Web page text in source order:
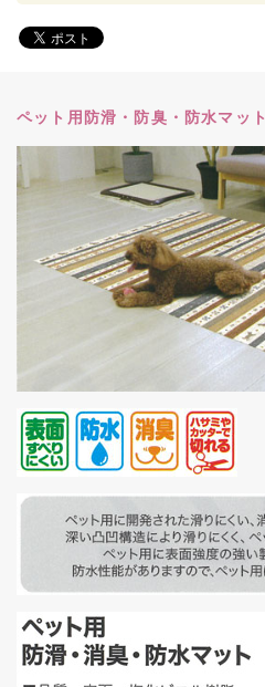
ペット用防滑・防臭・防水マット